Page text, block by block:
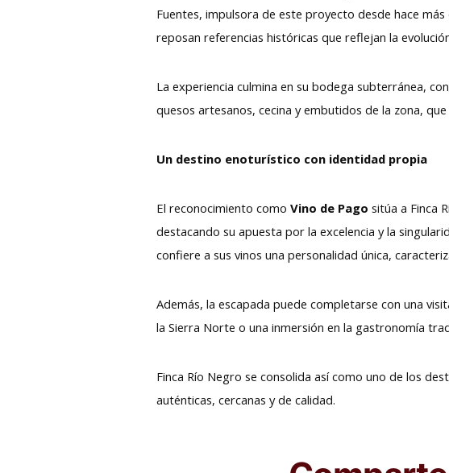
Fuentes, impulsora de este proyecto desde hace
reposan referencias históricas que reflejan la
La experiencia culmina en su bodega subterránea,
quesos artesanos, cecina y embutidos de la zona,
Un destino enoturístico con identidad propia
El reconocimiento comoVino de Pago sitúa a Finca
destacando su apuesta por la excelencia y la
confiere a sus vinos una personalidad única,
Además, la escapada puede completarse con una
la Sierra Norte o una inmersión en la gastronomía
Finca Río Negro se consolida así como uno de los
auténticas, cercanas y de calidad.